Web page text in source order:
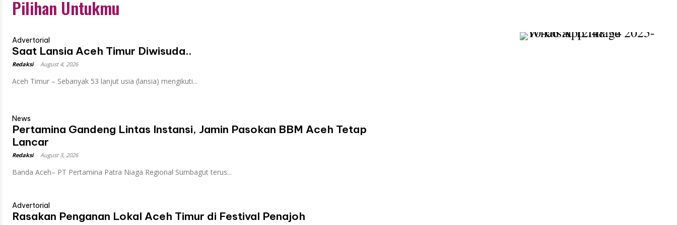
Pilihan Untukmu
Advertorial
Saat Lansia Aceh Timur Diwisuda..
Redaksi August 4, 2026
Aceh Timur – Sebanyak 53 lanjut usia (lansia) mengikuti...
News
Pertamina Gandeng Lintas Instansi, Jamin Pasokan BBM Aceh Tetap
Lancar
Redaksi August 3, 2026
Banda Aceh– PT Pertamina Patra Niaga Regional Sumbagut terus...
Advertorial
Rasakan Penganan Lokal Aceh Timur di Festival Penajoh